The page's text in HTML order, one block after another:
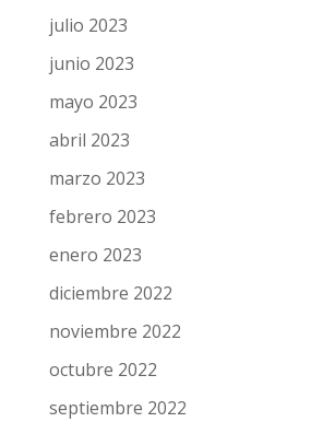
noviembre 2023
octubre 2023
septiembre 2023
julio 2023
junio 2023
mayo 2023
abril 2023
marzo 2023
febrero 2023
enero 2023
diciembre 2022